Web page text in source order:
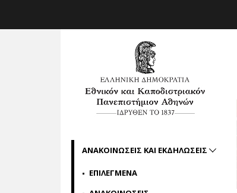
ΑΝΑΚΟΙΝΩΣΕΙΣ ΚΑΙ ΕΚΔΗΛΩΣΕΙΣ
ΕΠΙΛΕΓΜΕΝΑ